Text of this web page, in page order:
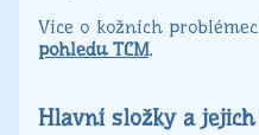
Více o kožních
pohledu TCM.
Hlavní složky a jejich